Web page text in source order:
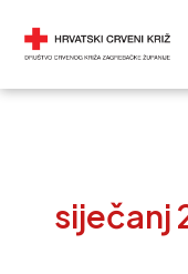
siječanj